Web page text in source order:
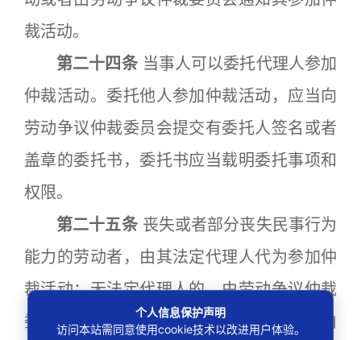
裁活动。
第二十四条当事人可以委托代理人参加
仲裁活动。委托他人参加仲裁活动，应当向
劳动争议仲裁委员会提交有委托人签名或者
盖章的委托书，委托书应当载明委托事项和
权限。
第二十五条丧失或者部分丧失民事行为
能力的劳动者，由其法定代理人代为参加仲
裁活动；无法定代理人的，由劳动争议仲裁
委员会为其指定代理人。劳动者死亡的，由
个人信息保护声明
访问本站需同意使用cookie技术以改进用户体验。